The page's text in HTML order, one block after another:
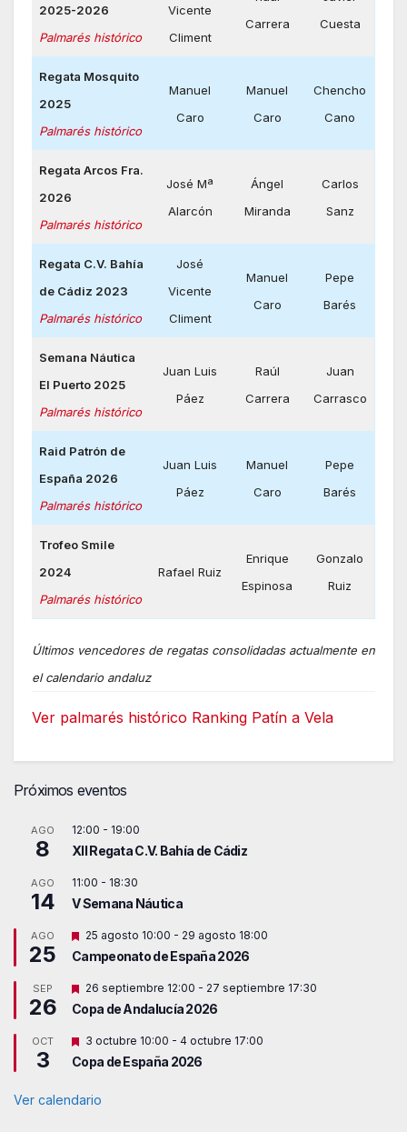
2025-2026
Palmarés histórico
Vicente
Climent
Carrera
Cuesta
Regata Mosquito
2025
Palmarés histórico
Manuel
Caro
Manuel
Caro
Chencho
Cano
Regata Arcos Fra.
2026
Palmarés histórico
José Mª
Alarcón
Ángel
Miranda
Carlos
Sanz
Regata C.V. Bahía
de Cádiz 2023
Palmarés histórico
José
Vicente
Climent
Manuel
Caro
Pepe
Barés
Semana Náutica
El Puerto 2025
Palmarés histórico
Juan Luis
Páez
Raúl
Carrera
Juan
Carrasco
Raid Patrón de
España 2026
Palmarés histórico
Juan Luis
Páez
Manuel
Caro
Pepe
Barés
Trofeo Smile
2024
Palmarés histórico
Rafael Ruiz
Enrique
Espinosa
Gonzalo
Ruiz
Últimos vencedores de regatas consolidadas actualmente en
el calendario andaluz
Ver palmarés histórico Ranking Patín a Vela
Próximos eventos
AGO
8
12:00 - 19:00
XII Regata C.V. Bahía de Cádiz
AGO
14
11:00 - 18:30
V Semana Náutica
AGO
25
D
s
a
c
d
25 agosto 10:00 - 29 agosto 18:00
Campeonato de España 2026
SEP
26
D
s
a
c
o
26 septiembre 12:00 - 27 septiembre 17:30
Copa de Andalucía 2026
OCT
3
D
s
a
3 octubre 10:00 - 4 octubre 17:00
Copa de España 2026
Ver calendario